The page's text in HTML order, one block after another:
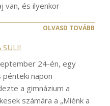
van, és ilyenkor
OLVASD TOVÁBB
SULI!
24-én, egy
pénteki napon
a gimnázium a
számára a „Miénk a